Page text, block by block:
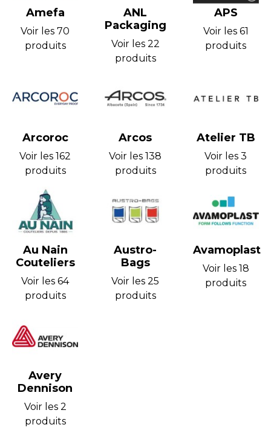
Amefa
Voir les 70
produits
ANL
Packaging
Voir les 22
produits
APS
Voir les 61
produits
Arcoroc
Voir les 162
produits
Arcos
Voir les 138
produits
Atelier TB
Voir les 3
produits
Au Nain
Couteliers
Voir les 64
produits
Austro-
Bags
Voir les 25
produits
Avamoplast
Voir les 18
produits
Avery
Dennison
Voir les 2
produits